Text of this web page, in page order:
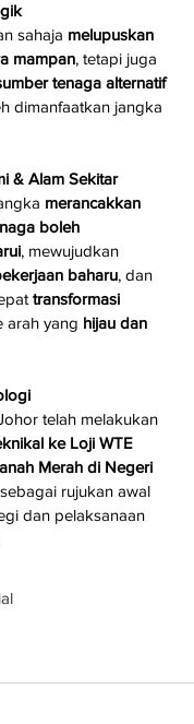
sahaja melupuskan
mampan, tetapi juga
tenaga alternatif
dimanfaatkan jangka
& Alam Sekitar
merancakkan
boleh
, mewujudkan
baharu, dan
transformasi
arah yang hijau dan
telah melakukan
ke Loji WTE
Merah di Negeri
sebagai rujukan awal
dan pelaksanaan